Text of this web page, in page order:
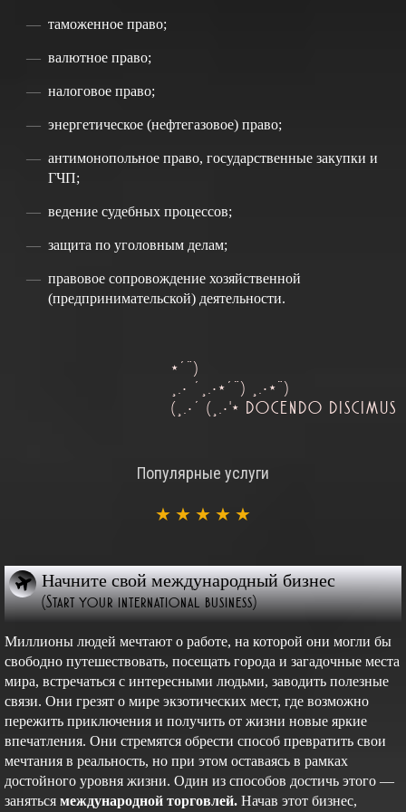
таможенное право;
валютное право;
налоговое право;
энергетическое (нефтегазовое) право;
антимонопольное право, государственные закупки и
ГЧП;
ведение судебных процессов;
защита по уголовным делам;
правовое сопровождение хозяйственной
(предпринимательской) деятельности.
*´¨)
¸.• ´¸.•*´¨) ¸.•*¨)
(¸.•´ (¸.•'* DOCENDO DISCIMUS
Популярные услуги
★
★
★
★
★
Начните свой международный бизнес
(Start your international business)
Миллионы людей мечтают о работе, на которой они могли бы
свободно путешествовать, посещать города и загадочные места
мира, встречаться с интересными людьми, заводить полезные
связи. Они грезят о мире экзотических мест, где возможно
пережить приключения и получить от жизни новые яркие
впечатления. Они стремятся обрести способ превратить свои
мечтания в реальность, но при этом оставаясь в рамках
достойного уровня жизни. Один из способов достичь этого —
заняться международной торговлей. Начав этот бизнес,